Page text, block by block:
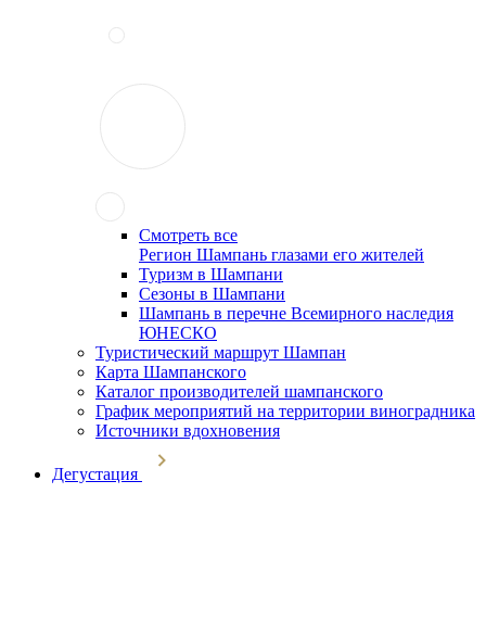
Смотреть все
Регион Шампань глазами его жителей
Туризм в Шампани
Сезоны в Шампани
Шампань в перечне Всемирного наследия
ЮНЕСКО
Туристический маршрут Шампан
Карта Шампанского
Каталог производителей шампанского
График мероприятий на территории виноградника
Источники вдохновения
Дегустация